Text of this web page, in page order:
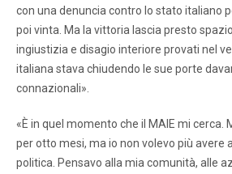
con una denuncia contro lo stato italiano
poi vinta. Ma la vittoria lascia presto
ingiustizia e disagio interiore provati nel
italiana stava chiudendo le sue porte
connazionali».
«È in quel momento che il MAIE mi cerca.
per otto mesi, ma io non volevo più avere
politica. Pensavo alla mia comunità, alle